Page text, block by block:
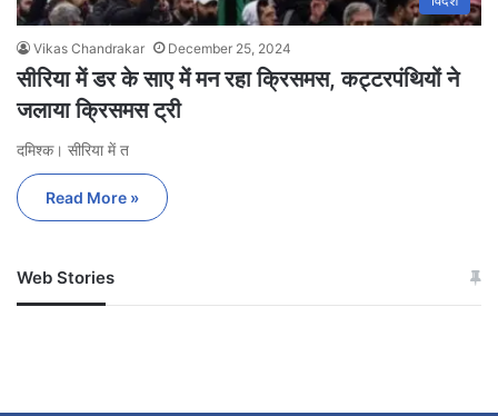
Vikas Chandrakar December 25, 2024
सीरिया में डर के साए में मन रहा क्रिसमस, कट्टरपंथियों ने
जलाया क्रिसमस ट्री
दमिश्क। सीरिया में त
Read More »
Web Stories
जम्मू-कश्मीर में बारिश से
अपडेट
खाई में धक्का… आरोपियों ने